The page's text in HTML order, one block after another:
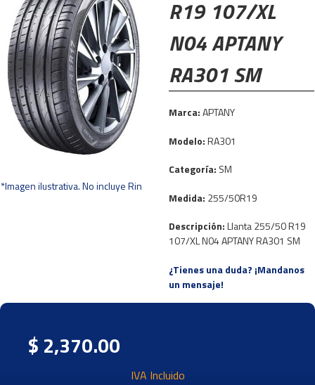
*Imagen ilustrativa. No incluye Rin
R19 107/XL
N04 APTANY
RA301 SM
Marca:APTANY
Modelo:RA301
Categoría: SM
Medida: 255/50R19
Descripción:Llanta 255/50 R19
107/XL N04 APTANY RA301 SM
¿Tienes una duda? ¡Mandanos
un mensaje!
$ 2,370.00
IVA Incluido